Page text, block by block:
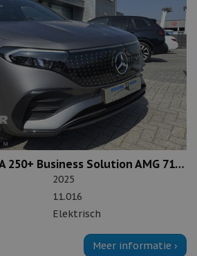
Mercedes-Benz EQA 250+ Business Solution AMG 71 kWh
2025
11.016
Elektrisch
Meer informatie ›